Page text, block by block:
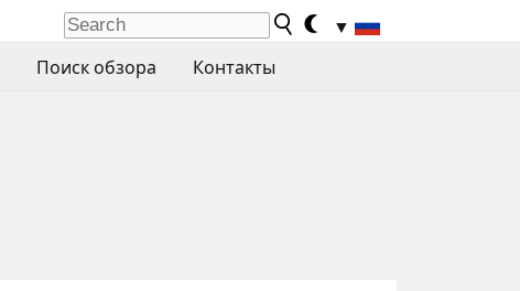
▼
Поиск обзора Контакты